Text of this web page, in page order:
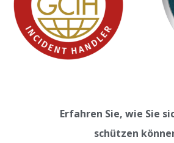
Erfahren Sie, wie Sie
schützen